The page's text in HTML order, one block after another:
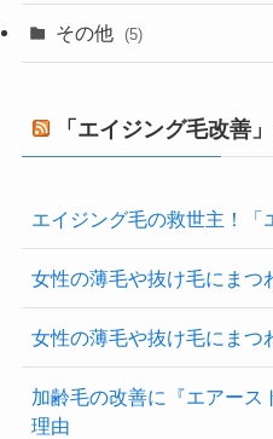
その他 (5)
「エイジング毛改善
エイジング毛の救世主！「
女性の薄毛や抜け毛にまつ
女性の薄毛や抜け毛にまつ
加齢毛の改善に『エアース
理由